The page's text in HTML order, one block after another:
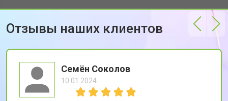
Отзывы наших клиентов
Семён Соколов
10.01.2024